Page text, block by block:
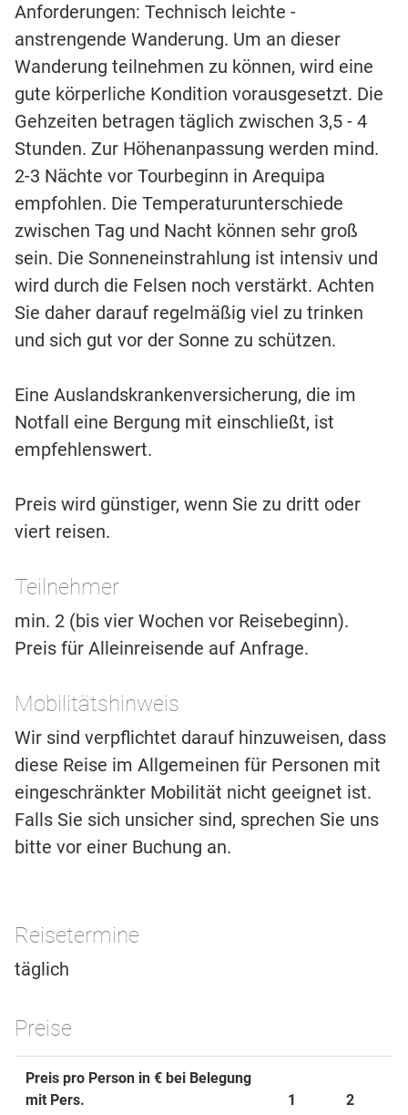
Anforderungen: Technisch leichte -
anstrengende Wanderung. Um an dieser
Wanderung teilnehmen zu können, wird eine
gute körperliche Kondition vorausgesetzt. Die
Gehzeiten betragen täglich zwischen 3,5 - 4
Stunden. Zur Höhenanpassung werden mind.
2-3 Nächte vor Tourbeginn in Arequipa
empfohlen. Die Temperaturunterschiede
zwischen Tag und Nacht können sehr groß
sein. Die Sonneneinstrahlung ist intensiv und
wird durch die Felsen noch verstärkt. Achten
Sie daher darauf regelmäßig viel zu trinken
und sich gut vor der Sonne zu schützen.
Eine Auslandskrankenversicherung, die im
Notfall eine Bergung mit einschließt, ist
empfehlenswert.
Preis wird günstiger, wenn Sie zu dritt oder
viert reisen.
Teilnehmer
min. 2 (bis vier Wochen vor Reisebeginn).
Preis für Alleinreisende auf Anfrage.
Mobilitätshinweis
Wir sind verpflichtet darauf hinzuweisen, dass
diese Reise im Allgemeinen für Personen mit
eingeschränkter Mobilität nicht geeignet ist.
Falls Sie sich unsicher sind, sprechen Sie uns
bitte vor einer Buchung an.
Reisetermine
täglich
Preise
Preis pro Person in € bei Belegung
mit Pers.
1 2